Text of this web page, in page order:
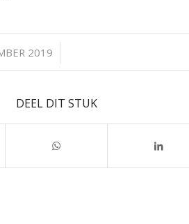
2019
/
DEEL DIT STUK